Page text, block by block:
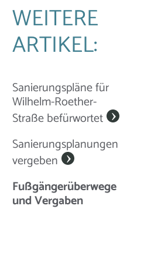
WEITERE
ARTIKEL:
Sanierungspläne für
Wilhelm-Roether-
Straße befürwortet
Sanierungsplanungen
vergeben
Fußgängerüberwege
und Vergaben